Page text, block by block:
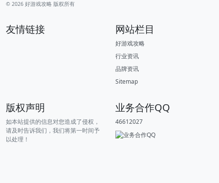
© 2026 好游戏攻略 版权所有
友情链接 网站栏目
好游戏攻略
行业资讯
品牌资讯
Sitemap
版权声明
如本站提供的信息对您造成了侵权，
请及时告诉我们，我们将第一时间予
以处理！
业务合作QQ
46612027